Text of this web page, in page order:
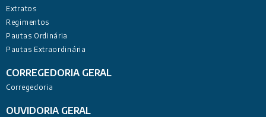
Extratos
Regimentos
Pautas Ordinária
Pautas Extraordinária
CORREGEDORIA GERAL
Corregedoria
OUVIDORIA GERAL